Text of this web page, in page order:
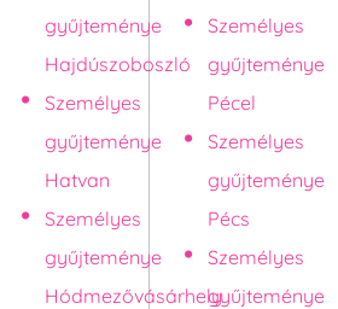
gyűjteménye
Hajdúszoboszló
Személyes
gyűjteménye
Hatvan
Személyes
gyűjteménye
Hódmezővásárhely
Személyes
gyűjteménye
Pécel
Személyes
gyűjteménye
Pécs
Személyes
gyűjteménye